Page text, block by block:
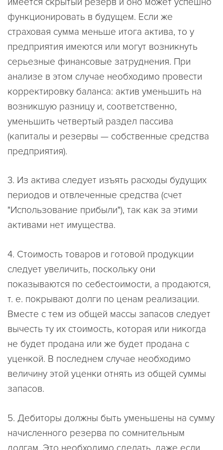
функционировать в будущем. Если же
страховая сумма меньше итога актива, то у
предприятия имеются или могут возникнуть
серьезные финансовые затруднения. При
анализе в этом случае необходимо провести
корректировку баланса: актив уменьшить на
возникшую разницу и, соответственно,
уменьшить четвертый раздел пассива
(капиталы и резервы — собственные средства
предприятия).
3. Из актива следует изъять расходы будущих
периодов и отвлеченные средства (счет
"Использование прибыли"), так как за этими
активами нет имущества.
4. Стоимость товаров и готовой продукции
следует увеличить, поскольку они
показываются по себестоимости, а продаются,
т. е. покрывают долги по ценам реализации.
Вместе с тем из общей массы запасов следует
вычесть ту их стоимость, которая или никогда
не будет продана или же будет продана с
уценкой. В последнем случае необходимо
величину этой уценки отнять из общей суммы
запасов.
5. Дебиторы должны быть уменьшены на сумму
начисленного резерва по сомнительным